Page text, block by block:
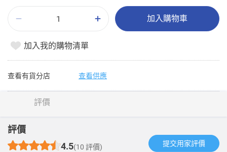
加入購物車
加入我的購物清單
查看有貨分店 查看供應
評價
評價
4.5(10 評價) 提交用家評價​